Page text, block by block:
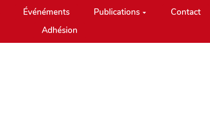
Événéments Publications Contact
Adhésion